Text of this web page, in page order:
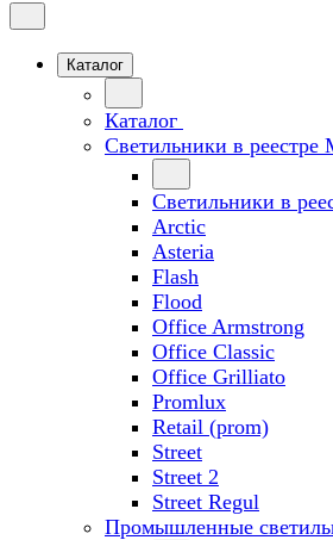
Каталог
Каталог
Светильники в реестре
Светильники в
Arctic
Asteria
Flash
Flood
Office Armstrong
Office Classic
Office Grilliato
Promlux
Retail (prom)
Street
Street 2
Street Regul
Промышленные